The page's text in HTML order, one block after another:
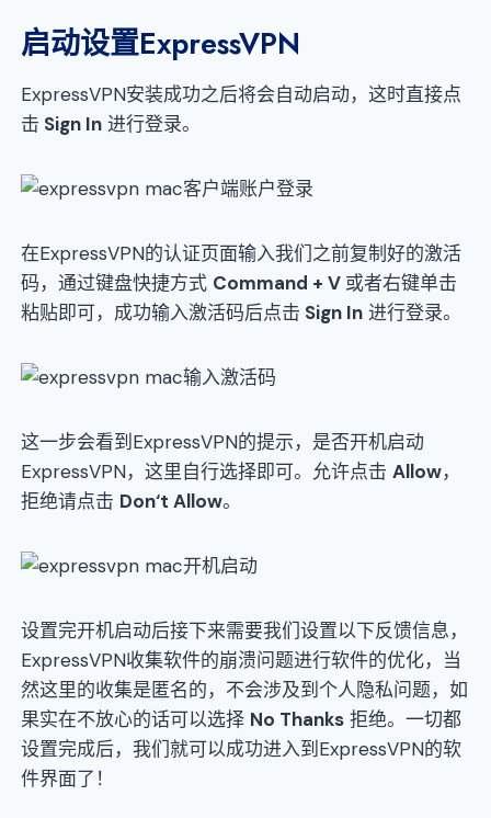
启动设置ExpressVPN
ExpressVPN安装成功之后将会自动启动，这时直接点
击 Sign In 进行登录。
在ExpressVPN的认证页面输入我们之前复制好的激活
码，通过键盘快捷方式 Command + V 或者右键单击
粘贴即可，成功输入激活码后点击 Sign In 进行登录。
这一步会看到ExpressVPN的提示，是否开机启动
ExpressVPN，这里自行选择即可。允许点击Allow，
拒绝请点击 Don‘t Allow。
设置完开机启动后接下来需要我们设置以下反馈信息，
ExpressVPN收集软件的崩溃问题进行软件的优化，当
然这里的收集是匿名的，不会涉及到个人隐私问题，如
果实在不放心的话可以选择 No Thanks 拒绝。一切都
设置完成后，我们就可以成功进入到ExpressVPN的软
件界面了！